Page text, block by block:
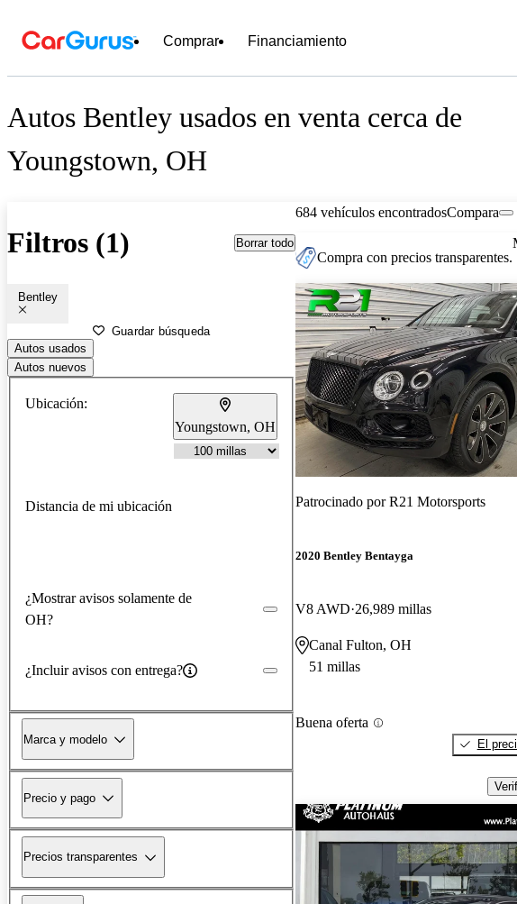
Comprar Financiamiento
Autos Bentley usados en venta cerca de
Youngstown, OH
Filtros (1) Borrar todo
Bentley
Guardar búsqueda
Autos usados
Autos nuevos
Ubicación:
Youngstown, OH
Distancia de mi ubicación
¿Mostrar avisos solamente de
OH?
¿Incluir avisos con entrega?
Marca y modelo
Precio y pago
Precios transparentes
684 vehículos encontradosCompara
Compra con precios transparentes.
Patrocinado porR21 Motorsports
2020 Bentley Bentayga
V8 AWD 26,989 millas
Canal Fulton, OH
51 millas
Buena oferta
El